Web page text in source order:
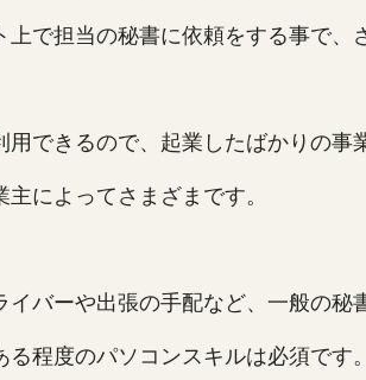
で担当の秘書に依頼をする事で、
できるので、起業したばかりの事
によってさまざまです。
バーや出張の手配など、一般の秘
程度のパソコンスキルは必須です。